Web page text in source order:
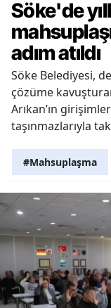
Söke'de
adım atıldı
Söke Belediyesi,
çözüme
Arıkan’ın
taşınmazlarıyla
#Mahsuplaşma